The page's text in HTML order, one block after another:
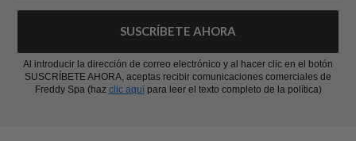
SUSCRÍBETE AHORA
Al introducir la dirección de correo electrónico y al hacer clic en el botón
SUSCRÍBETE AHORA, aceptas recibir comunicaciones comerciales de
Freddy Spa (haz clic aquípara leer el texto completo de la política)